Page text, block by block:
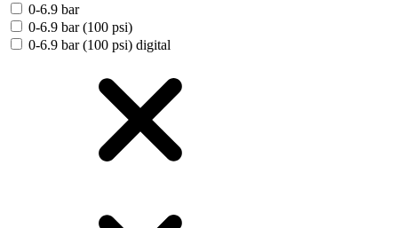
0-6.9 bar
0-6.9 bar (100 psi)
0-6.9 bar (100 psi) digital